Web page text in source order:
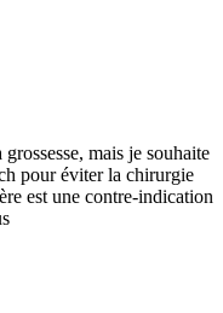
mais je souhaite
pour éviter la chirurgie
est une contre-indication